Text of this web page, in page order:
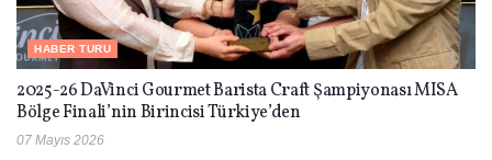
HABER TURU
2025-26 DaVinci Gourmet Barista Craft Şampiyonası MISA
Bölge Finali’nin Birincisi Türkiye’den
07 Mayıs 2026